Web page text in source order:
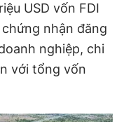
USD vốn FDI
nhận đăng
nghiệp, chi
với tổng vốn